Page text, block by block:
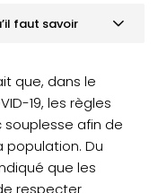
faut savoir
PANDÉMIE
optométriques
pour la pratique
que, dans le
19, les règles
afin de
population. Du
que les
respecter